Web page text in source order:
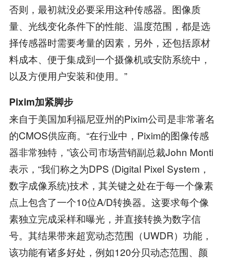
否则，最初就没必要采用这种传感器。图像质
量、光线变化条件下的性能、温度范围，都是选
择传感器时需要考量的因素，另外，还包括原材
料成本、便于集成到一个摄像机或安防系统中，
以及方便用户安装和使用。”
Pixim加紧脚步
来自于美国加利福尼亚州的Pixim公司是非常著名
的CMOS供应商。“在行业中，Pixim的图像传感
器非常独特，”该公司市场营销副总裁John Monti
表示，“我们称之为DPS (Digital Pixel System，
数字成像系统)技术，其关键之处在于每一个像素
点上包含了一个10位A/D转换器。这要求每个像
素独立完成采样和曝光，并直接转换为数字信
号。其结果带来超宽动态范围（UWDR）功能，
该功能有诸多好处，例如120分贝动态范围、颜